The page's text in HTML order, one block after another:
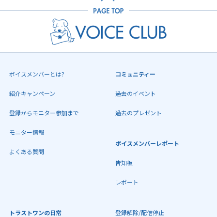
ボイスメンバーとは?
紹介キャンペーン
登録からモニター参加まで
モニター情報
よくある質問
コミュニティー
過去のイベント
過去のプレゼント
ボイスメンバーレポート
告知板
レポート
トラストワンの日常 登録解除/配信停止